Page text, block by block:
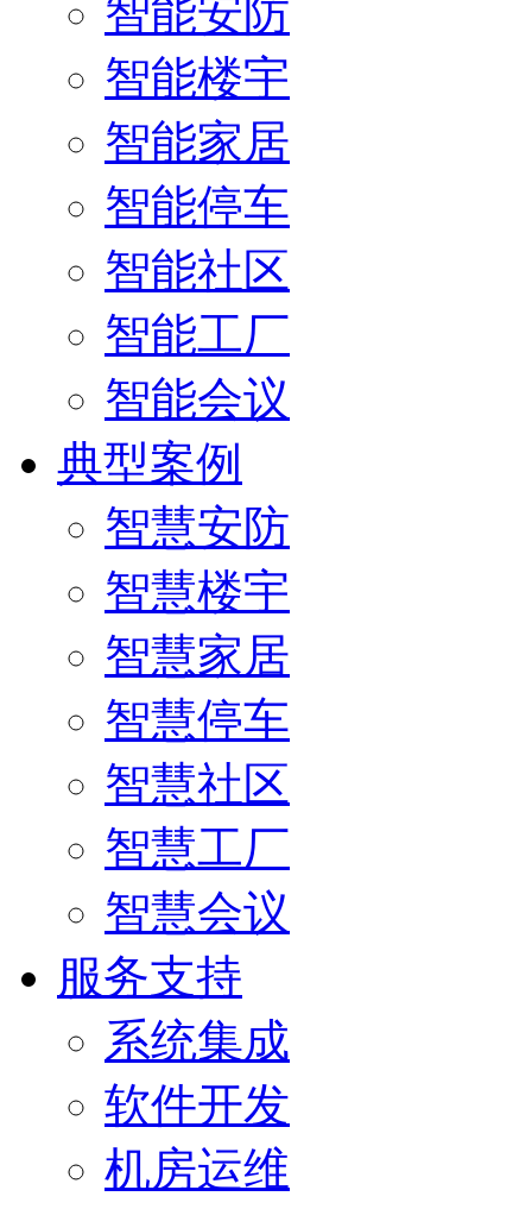
智能安防
智能楼宇
智能家居
智能停车
智能社区
智能工厂
智能会议
典型案例
智慧安防
智慧楼宇
智慧家居
智慧停车
智慧社区
智慧工厂
智慧会议
服务支持
系统集成
软件开发
机房运维